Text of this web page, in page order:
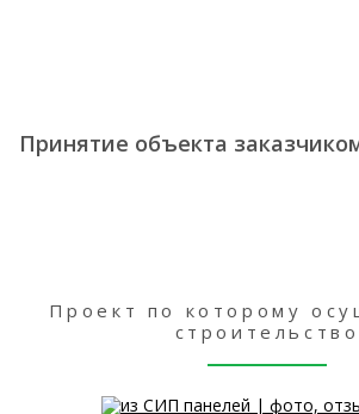
Принятие объекта
Проект по которому
строительство